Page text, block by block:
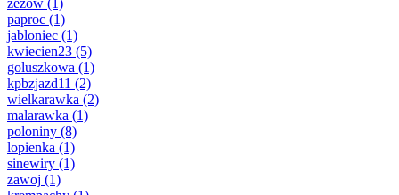
zezow (1)
paproc (1)
jabloniec (1)
kwiecien23 (5)
goluszkowa (1)
kpbzjazd11 (2)
wielkarawka (2)
malarawka (1)
poloniny (8)
lopienka (1)
sinewiry (1)
zawoj (1)